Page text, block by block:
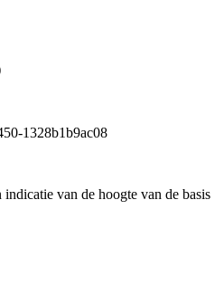
1328b1b9ac08
van de hoogte van de basis